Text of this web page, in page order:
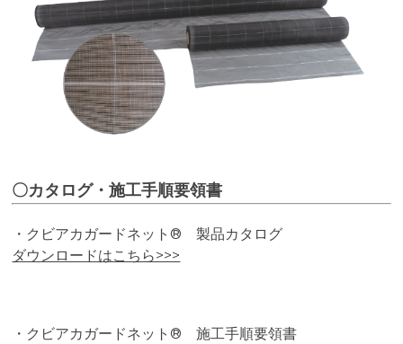
〇カタログ・施工手順要領書
・クビアカガードネット® 製品カタログ
ダウンロードはこちら>>>
・クビアカガードネット® 施工手順要領書